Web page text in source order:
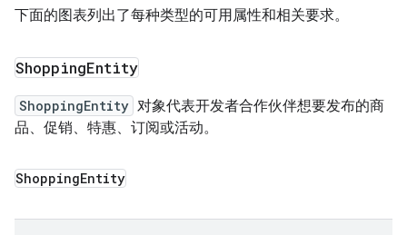
下面的图表列出了每种类型的可用属性和相关要求。
ShoppingEntity
ShoppingEntity 对象代表开发者合作伙伴想要发布的商
品、促销、特惠、订阅或活动。
ShoppingEntity